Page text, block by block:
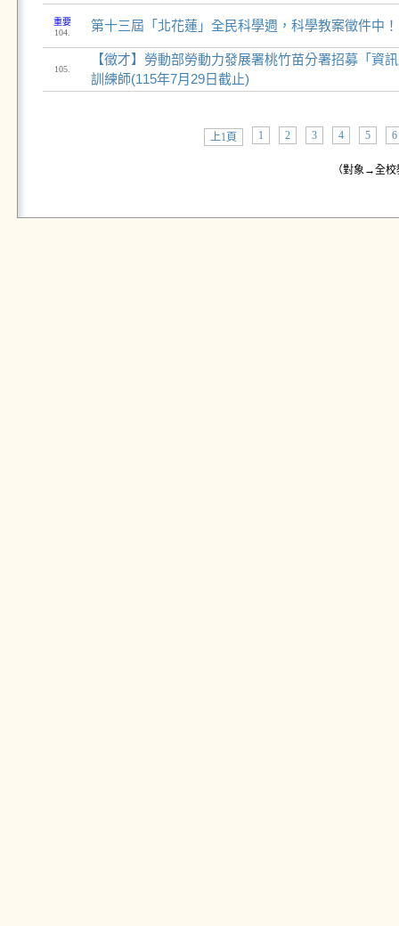
重要
104.
第十三屆「北花蓮」全民科學週，科學教案徵件中！
105.
【徵才】勞動部勞動力發展署桃竹苗分署招募「資
訓練師(115年7月29日截止)
上1頁 1 2 3 4 5 6
（對象→全校